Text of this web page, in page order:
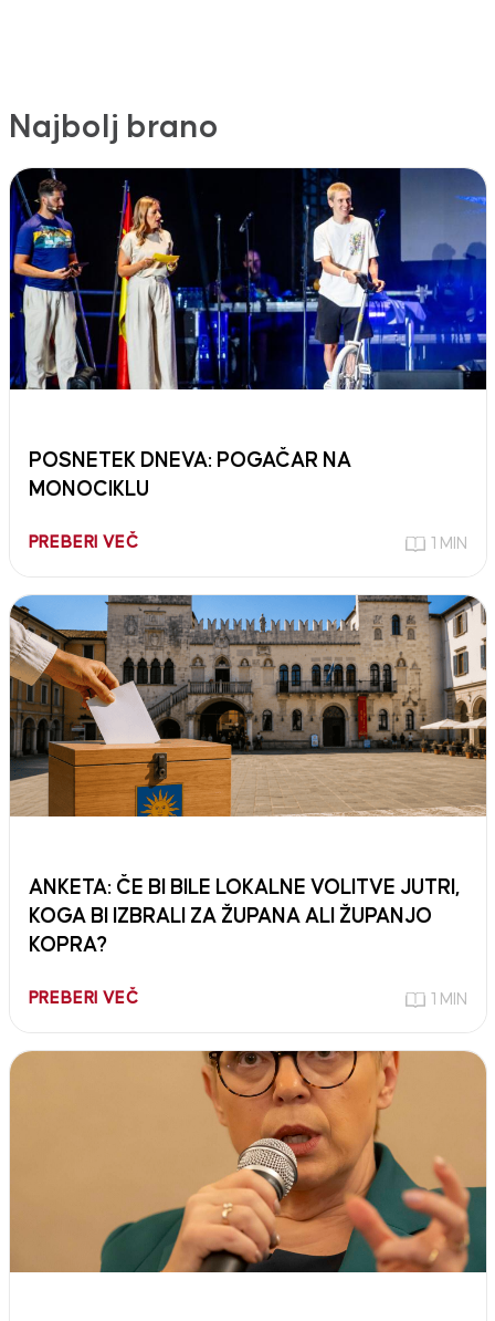
Najbolj brano
POSNETEK DNEVA: POGAČAR NA
MONOCIKLU
PREBERI VEČ 1 MIN
ANKETA: ČE BI BILE LOKALNE VOLITVE JUTRI,
KOGA BI IZBRALI ZA ŽUPANA ALI ŽUPANJO
KOPRA?
PREBERI VEČ 1 MIN